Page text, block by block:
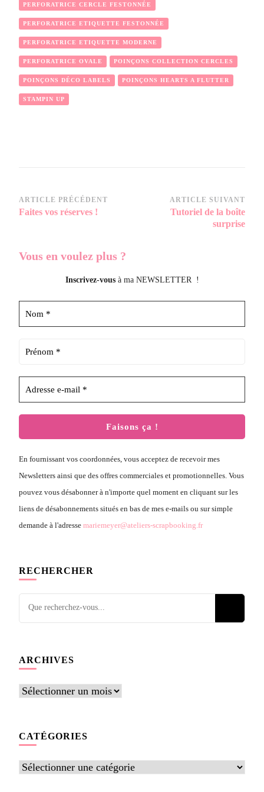
PERFORATRICE CERCLE FESTONNÉE
PERFORATRICE ETIQUETTE FESTONNÉE
PERFORATRICE ETIQUETTE MODERNE
PERFORATRICE OVALE POINÇONS COLLECTION CERCLES
POINÇONS DÉCO LABELS POINÇONS HEARTS A FLUTTER
STAMPIN UP
Navigation
d’article
ARTICLE PRÉCÉDENT
Faites vos réserves !
ARTICLE SUIVANT
Tutoriel de la boîte
surprise
Vous en voulez plus ?
Inscrivez-vousà ma NEWSLETTER !
En fournissant vos coordonnées, vous acceptez de recevoir mes
Newsletters ainsi que des offres commerciales et promotionnelles. Vous
pouvez vous désabonner à n'importe quel moment en cliquant sur les
liens de désabonnements situés en bas de mes e-mails ou sur simple
demande à l'adresse mariemeyer@ateliers-scrapbooking.fr
RECHERCHER
Vous
recherchiez
ARCHIVES
Archives
CATÉGORIES
Catégories